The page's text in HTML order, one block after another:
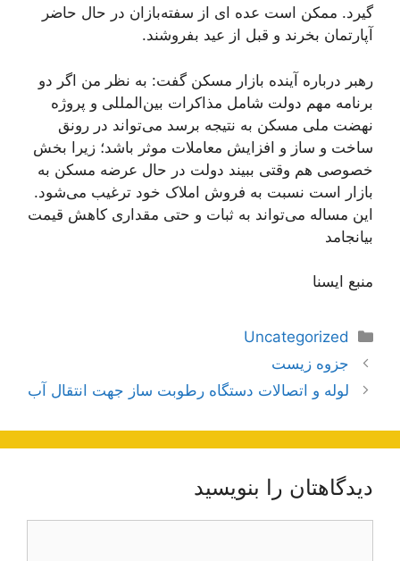
گیرد. ممکن است عده ای از سفته‌بازان در حال حاضر
آپارتمان بخرند و قبل از عید بفروشند.
رهبر درباره آینده بازار مسکن گفت: به نظر من اگر دو
برنامه مهم دولت شامل مذاکرات بین‌المللی و پروژه
نهضت ملی مسکن به نتیجه برسد می‌تواند در رونق
ساخت و ساز و افزایش معاملات موثر باشد؛ زیرا بخش
خصوصی هم وقتی ببیند دولت در حال عرضه مسکن به
بازار است نسبت به فروش املاک خود ترغیب می‌شود.
این مساله می‌تواند به ثبات و حتی مقداری کاهش قیمت
بیانجامد
منبع ایسنا
دسته‌ها
Uncategorized
ناوبری
نوشته‌ها
جزوه زیست
لوله و اتصالات دستگاه رطوبت ساز جهت انتقال آب
دیدگاهتان را بنویسید